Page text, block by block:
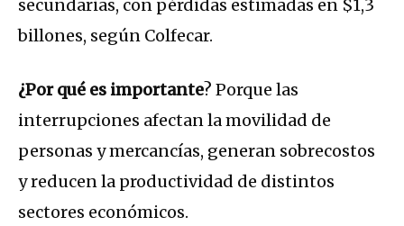
secundarias, con pérdidas estimadas en $1,3
billones, según Colfecar.
¿Por qué es importante? Porque las
interrupciones afectan la movilidad de
personas y mercancías, generan sobrecostos
y reducen la productividad de distintos
sectores económicos.